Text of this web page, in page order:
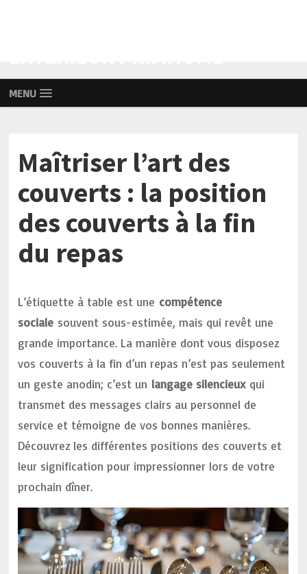
MENU
Maîtriser l’art des
couverts : la position
des couverts à la fin
du repas
L’étiquette à table est une compétence
sociale souvent sous-estimée, mais qui revêt une
grande importance. La manière dont vous disposez
vos couverts à la fin d’un repas n’est pas seulement
un geste anodin; c’est un langage silencieuxqui
transmet des messages clairs au personnel de
service et témoigne de vos bonnes manières.
Découvrez les différentes positions des couverts et
leur signification pour impressionner lors de votre
prochain dîner.